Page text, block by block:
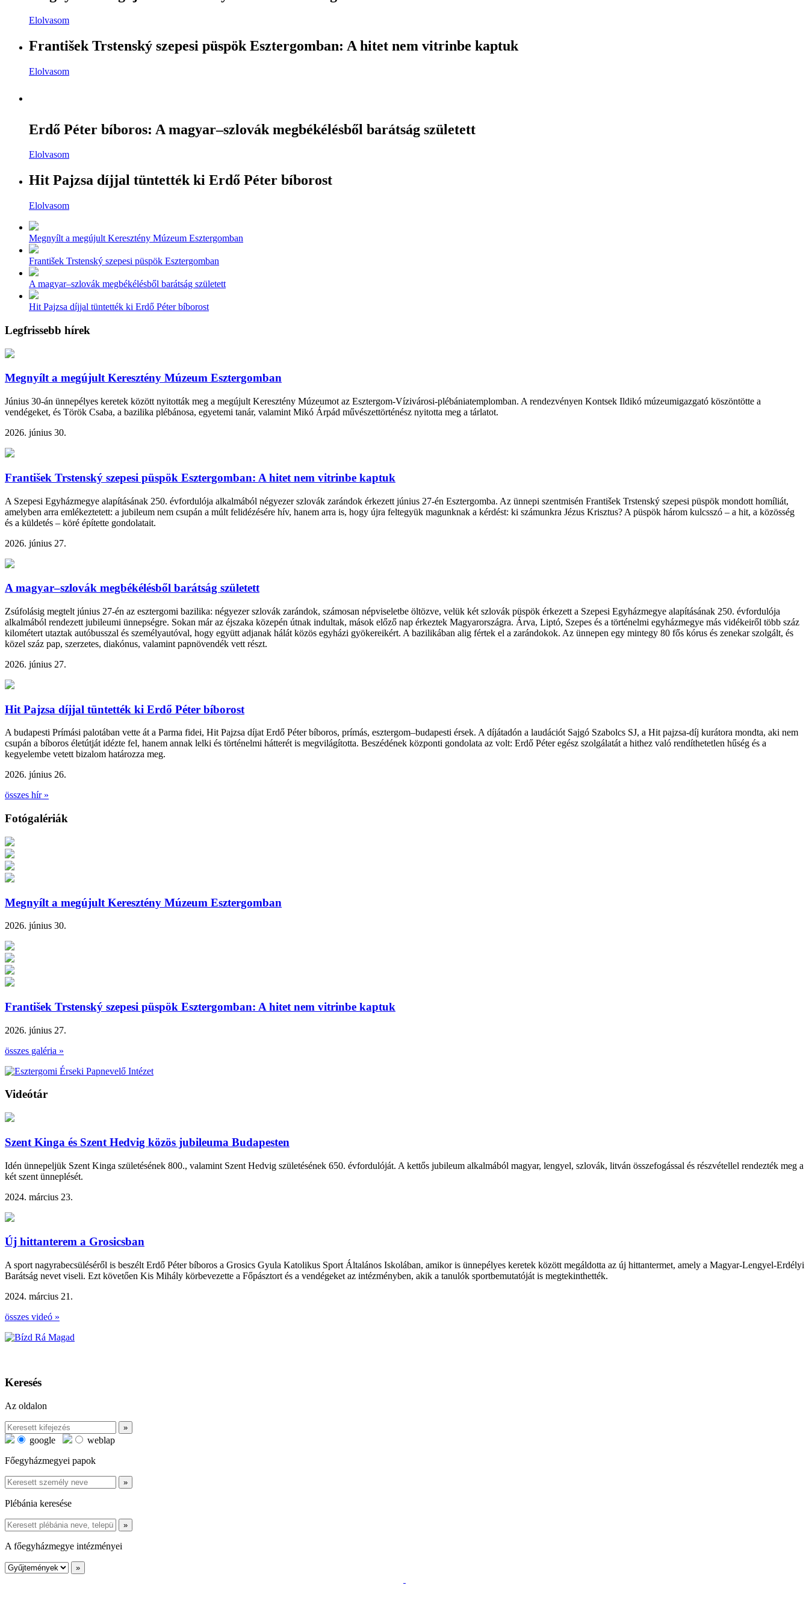
Elolvasom
František Trstenský szepesi püspök Esztergomban: A hitet nem vitrinbe kaptuk
Elolvasom
Erdő Péter bíboros: A magyar–szlovák megbékélésből barátság született
Elolvasom
Hit Pajzsa díjjal tüntették ki Erdő Péter bíborost
Elolvasom
Megnyílt a megújult Keresztény Múzeum Esztergomban
František Trstenský szepesi püspök Esztergomban
A magyar–szlovák megbékélésből barátság született
Hit Pajzsa díjjal tüntették ki Erdő Péter bíborost
Legfrissebb hírek
Megnyílt a megújult Keresztény Múzeum Esztergomban
Június 30-án ünnepélyes keretek között nyitották meg a megújult Keresztény Múzeumot az Esztergom-Vízivárosi-plébániatemplomban. A rendezvényen Kontsek Ildikó múzeumigazgató köszöntötte a
vendégeket, és Török Csaba, a bazilika plébánosa, egyetemi tanár, valamint Mikó Árpád művészettörténész nyitotta meg a tárlatot.
2026. június 30.
František Trstenský szepesi püspök Esztergomban: A hitet nem vitrinbe kaptuk
A Szepesi Egyházmegye alapításának 250. évfordulója alkalmából négyezer szlovák zarándok érkezett június 27-én Esztergomba. Az ünnepi szentmisén František Trstenský szepesi püspök mondott homíliát,
amelyben arra emlékeztetett: a jubileum nem csupán a múlt felidézésére hív, hanem arra is, hogy újra feltegyük magunknak a kérdést: ki számunkra Jézus Krisztus? A püspök három kulcsszó – a hit, a közösség
és a küldetés – köré építette gondolatait.
2026. június 27.
A magyar–szlovák megbékélésből barátság született
Zsúfolásig megtelt június 27-én az esztergomi bazilika: négyezer szlovák zarándok, számosan népviseletbe öltözve, velük két szlovák püspök érkezett a Szepesi Egyházmegye alapításának 250. évfordulója
alkalmából rendezett jubileumi ünnepségre. Sokan már az éjszaka közepén útnak indultak, mások előző nap érkeztek Magyarországra. Árva, Liptó, Szepes és a történelmi egyházmegye más vidékeiről több száz
kilométert utaztak autóbusszal és személyautóval, hogy együtt adjanak hálát közös egyházi gyökereikért. A bazilikában alig fértek el a zarándokok. Az ünnepen egy mintegy 80 fős kórus és zenekar szolgált, és
közel száz pap, szerzetes, diakónus, valamint papnövendék vett részt.
2026. június 27.
Hit Pajzsa díjjal tüntették ki Erdő Péter bíborost
A budapesti Prímási palotában vette át a Parma fidei, Hit Pajzsa díjat Erdő Péter bíboros, prímás, esztergom–budapesti érsek. A díjátadón a laudációt Sajgó Szabolcs SJ, a Hit pajzsa-díj kurátora mondta, aki nem
csupán a bíboros életútját idézte fel, hanem annak lelki és történelmi hátterét is megvilágította. Beszédének központi gondolata az volt: Erdő Péter egész szolgálatát a hithez való rendíthetetlen hűség és a
kegyelembe vetett bizalom határozza meg.
2026. június 26.
összes hír »
Fotógalériák
Megnyílt a megújult Keresztény Múzeum Esztergomban
2026. június 30.
František Trstenský szepesi püspök Esztergomban: A hitet nem vitrinbe kaptuk
2026. június 27.
összes galéria »
Videótár
Szent Kinga és Szent Hedvig közös jubileuma Budapesten
Idén ünnepeljük Szent Kinga születésének 800., valamint Szent Hedvig születésének 650. évfordulóját. A kettős jubileum alkalmából magyar, lengyel, szlovák, litván összefogással és részvétellel rendezték meg a
két szent ünneplését.
2024. március 23.
Új hittanterem a Grosicsban
A sport nagyrabecsüléséről is beszélt Erdő Péter bíboros a Grosics Gyula Katolikus Sport Általános Iskolában, amikor is ünnepélyes keretek között megáldotta az új hittantermet, amely a Magyar-Lengyel-Erdélyi
Barátság nevet viseli. Ezt követően Kis Mihály körbevezette a Főpásztort és a vendégeket az intézményben, akik a tanulók sportbemutatóját is megtekinthették.
2024. március 21.
összes videó »
Keresés
Az oldalon
google
weblap
Főegyházmegyei papok
Plébánia keresése
A főegyházmegye intézményei